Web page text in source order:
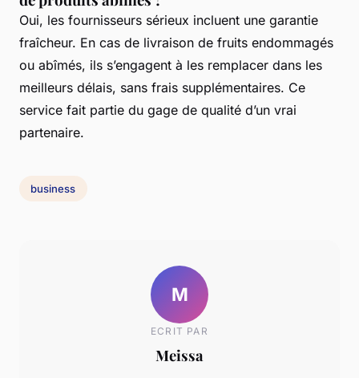
Oui, les fournisseurs sérieux incluent une garantie
fraîcheur. En cas de livraison de fruits endommagés
ou abîmés, ils s’engagent à les remplacer dans les
meilleurs délais, sans frais supplémentaires. Ce
service fait partie du gage de qualité d’un vrai
partenaire.
business
M
ECRIT PAR
Meissa